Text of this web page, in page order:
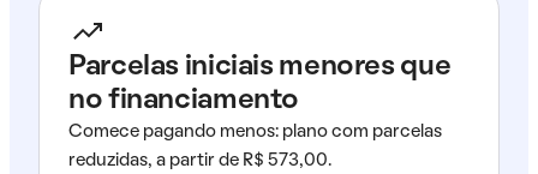
Parcelas iniciais menores que
no financiamento
Comece pagando menos: plano com parcelas
reduzidas, a partir de R$ 573,00.